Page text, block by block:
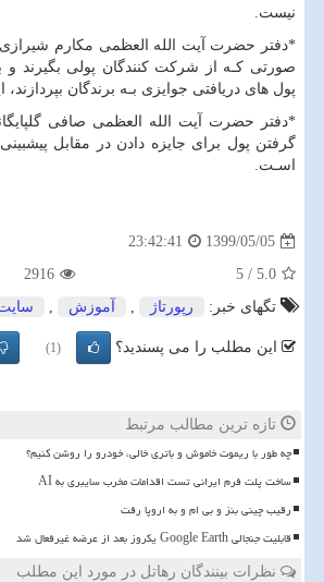
نیست.
*دفتر حضرت آیت الله العظمی مکارم شیرازی
صورتى کـه از شرکت کنندگان پولى بگیرند و
پول هاى دریافتى جوایزى بـه برندگان بپردازند،
*دفتر حضرت آیت الله العظمی صافی
گرفتن پول برای جایزه دادن در مقابل
اسـت.
1399/05/05
23:42:41
5.0
/
5
2916
تگهای خبر:
رپورتاژ , آموزش ,
این مطلب را می پسندید؟ (1)
تازه ترین مطالب مرتبط
چه طور با ریموت خاموش و باتری خالی، خودرو را روشن کنیم؟
ساخت پلت فرم ایرانی تست اقدامات مخرب سایبری به AI
رقیب چینی بنز و بی ام و به اروپا رفت
قابلیت جنجالی Google Earth یکروز بعد از عرضه غیرفعال شد
نظرات بینندگان رهاتل در مورد این مطلب